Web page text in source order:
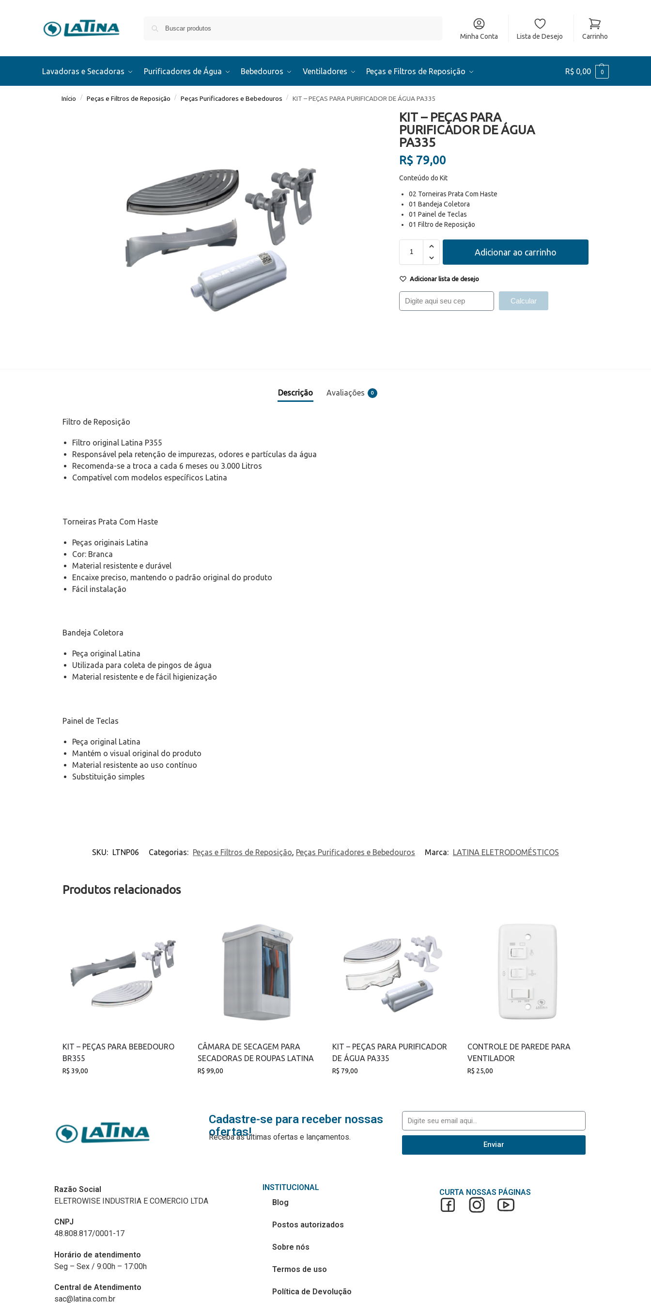
Minha Conta Lista de Desejo Carrinho
Lavadoras e Secadoras Purificadores de Água Bebedouros Ventiladores Peças e Filtros de Reposição R$ 0,00 0
Início / Peças e Filtros de Reposição / Peças Purificadores e Bebedouros / KIT – PEÇAS PARA PURIFICADOR DE ÁGUA PA335
KIT – PEÇAS PARA
PURIFICADOR DE ÁGUA
PA335
R$ 79,00
Conteúdo do Kit
02 Torneiras Prata Com Haste
01 Bandeja Coletora
01 Painel de Teclas
01 Filtro de Reposição
Adicionar ao carrinho
Adicionar lista de desejo
Calcular
Descrição Avaliações 0
Filtro de Reposição
Filtro original Latina P355
Responsável pela retenção de impurezas, odores e partículas da água
Recomenda-se a troca a cada 6 meses ou 3.000 Litros
Compatível com modelos específicos Latina
Torneiras Prata Com Haste
Peças originais Latina
Cor: Branca
Material resistente e durável
Encaixe preciso, mantendo o padrão original do produto
Fácil instalação
Bandeja Coletora
Peça original Latina
Utilizada para coleta de pingos de água
Material resistente e de fácil higienização
Painel de Teclas
Peça original Latina
Mantém o visual original do produto
Material resistente ao uso contínuo
Substituição simples
SKU: LTNP06 Categorias: Peças e Filtros de Reposição, Peças Purificadores e Bebedouros Marca: LATINA ELETRODOMÉSTICOS
Produtos relacionados
KIT – PEÇAS PARA BEBEDOURO
BR355
R$ 39,00
CÂMARA DE SECAGEM PARA
SECADORAS DE ROUPAS LATINA
R$ 99,00
KIT – PEÇAS PARA PURIFICADOR
DE ÁGUA PA335
R$ 79,00
CONTROLE DE PAREDE PARA
VENTILADOR
R$ 25,00
Cadastre-se para receber nossas
ofertas!
Receba as últimas ofertas e lançamentos.
Enviar
Razão Social
ELETROWISE INDUSTRIA E COMERCIO LTDA
CNPJ
48.808.817/0001-17
Horário de atendimento
Seg – Sex / 9:00h – 17:00h
Central de Atendimento
sac@latina.com.br
INSTITUCIONAL
Blog
Postos autorizados
Sobre nós
Termos de uso
Política de Devolução
CURTA NOSSAS PÁGINAS